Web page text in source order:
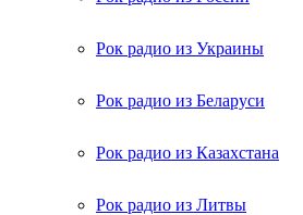
Рок радио из Украины
Рок радио из Беларуси
Рок радио из Казахстана
Рок радио из Литвы